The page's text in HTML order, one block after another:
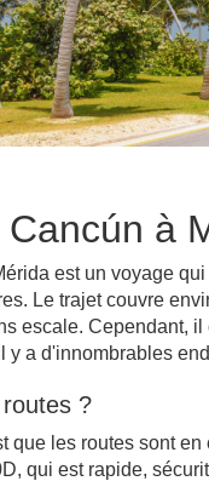
à
est un voyage
Le trajet couvre
escale. Cependant,
y a d'innombrables
?
que les routes sont
qui est rapide,